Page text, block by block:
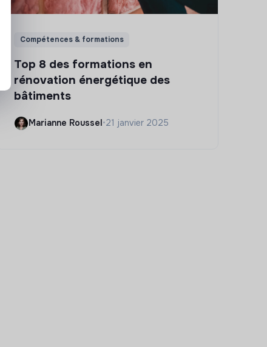
Compétences & formations
Top 8 des formations en
rénovation énergétique des
bâtiments
Marianne Roussel•21 janvier 2025